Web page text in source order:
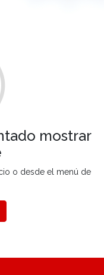
mostrar
o desde el menú de